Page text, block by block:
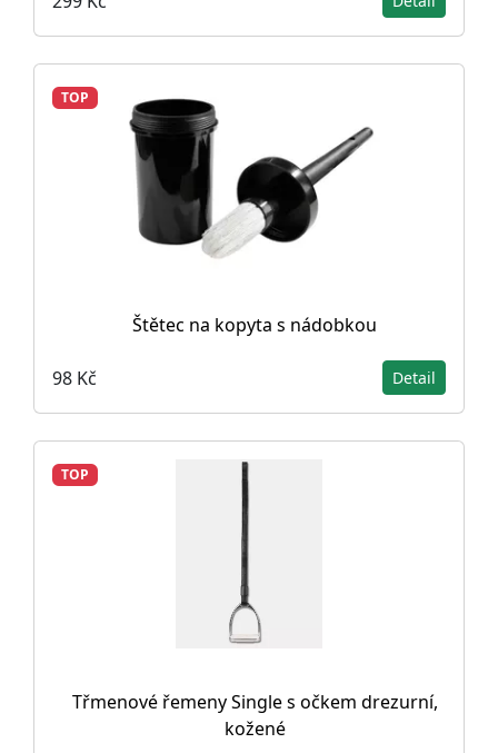
TOP
Štětec na kopyta s nádobkou
98 Kč Detail
TOP
Třmenové řemeny Single s očkem drezurní,
kožené